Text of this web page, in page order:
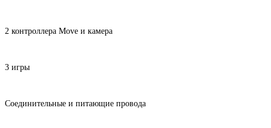
2 контроллера Move и камера
3 игры
Соединительные и питающие провода